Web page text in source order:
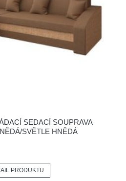
SEDACÍ SOUPRAVA
SVĚTLE HNĚDÁ
PRODUKTU